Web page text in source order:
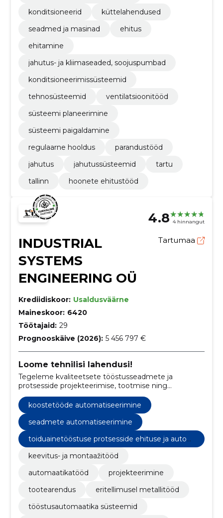
konditsioneerid
küttelahendused
seadmed ja masinad
ehitus
ehitamine
jahutus- ja kliimaseaded, soojuspumbad
konditsioneerimissüsteemid
tehnosüsteemid
ventilatsioonitööd
süsteemi planeerimine
süsteemi paigaldamine
regulaarne hooldus
parandustööd
jahutus
jahutussüsteemid
tartu
tallinn
hoonete ehitustööd
4.8 4 hinnangut
INDUSTRIAL
SYSTEMS
ENGINEERING OÜ
Tartumaa
Krediidiskoor: Usaldusväärne
Maineskoor: 6420
Töötajaid: 29
Prognooskäive (2026): 5 456 797 €
Loome tehnilisi lahendusi!
Tegeleme kvaliteetsete tööstusseadmete ja
protsesside projekteerimise, tootmise ning
metalli keevitamisele ja lõikamisele.
koostetööde automatiseerimine
seadmete automatiseerimine
toiduainetööstuse protsesside ehituse ja autom
atiseerimine
keevitus- ja montaažitööd
automaatikatööd
projekteerimine
tootearendus
eritellimusel metallitööd
tööstusautomaatika süsteemid